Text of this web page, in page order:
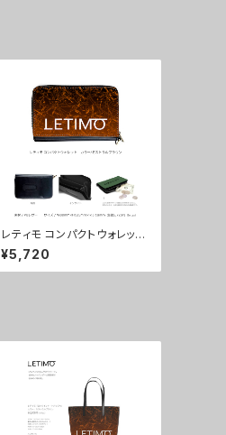
レティモ コンパクトウォレッ
ト カラー/ミストラルブラウ
ン ■配送まで3週間
¥5,720